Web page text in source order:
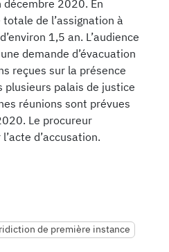
décembre 2020. En
de l’assignation à
1,5 an. L’audience
demande d’évacuation
reçues sur la présence
plusieurs palais de justice
réunions sont prévues
Le procureur
d’accusation.
de première instance